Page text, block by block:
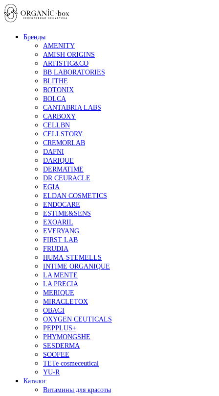
Бренды
AMENITY
AMISH ORIGINS
ARTISTIC&CO
BB LABORATORIES
BLITHE
BOTONIX
BOLCA
CANTABRIA LABS
CARBOXY
CELLBN
CELLSTORY
CREMORLAB
DAFNI
DARIQUE
DERMATIME
DR.CEURACLE
EGIA
ELDAN COSMETICS
ENDOCARE
ESTIME&SENS
EXOARIL
EVERYANG
FIRST LAB
FRUDIA
HUMA-STEMELLS
INTIME ORGANIQUE
LA MENTE
LA PRECIA
MERIQUE
MIRACLETOX
OBAGI
OXYGEN CEUTICALS
PEPPLUS+
PHYMONGSHE
SESDERMA
SOOFEE
TETe cosmeceutical
YU-R
Каталог
Витамины для красоты